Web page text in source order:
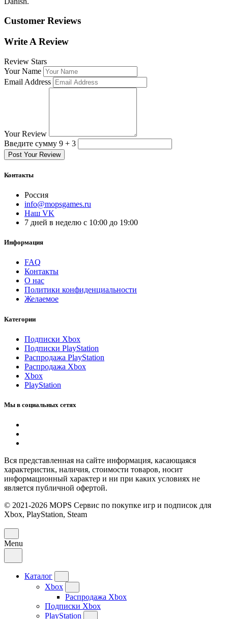
Customer Reviews
Write A Review
Review Stars
Your Name
Email Address
Your Review
Введите сумму 9 + 3
Post Your Review
Контакты
Россия
info@mopsgames.ru
Наш VK
7 дней в неделю с 10:00 до 19:00
Информация
FAQ
Контакты
О нас
Политики конфиденциальности
Желаемое
Категории
Подписки Xbox
Подписки PlayStation
Распродажа PlayStation
Распродажа Xbox
Xbox
PlayStation
Мы в социальных сетях
Вся представленная на сайте информация, касающаяся
характеристик, наличия, стоимости товаров, носит
информационный характер и ни при каких условиях не
является публичной офертой.
© 2021-2026 MOPS Сервис по покупке игр и подписок для
Xbox, PlayStation, Steam
Menu
Каталог
Xbox
Распродажа Xbox
Подписки Xbox
PlayStation